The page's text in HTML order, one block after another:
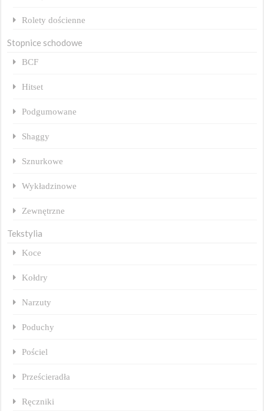
Rolety dościenne
Stopnice schodowe
BCF
Hitset
Podgumowane
Shaggy
Sznurkowe
Wykładzinowe
Zewnętrzne
Tekstylia
Koce
Kołdry
Narzuty
Poduchy
Pościel
Prześcieradła
Ręczniki